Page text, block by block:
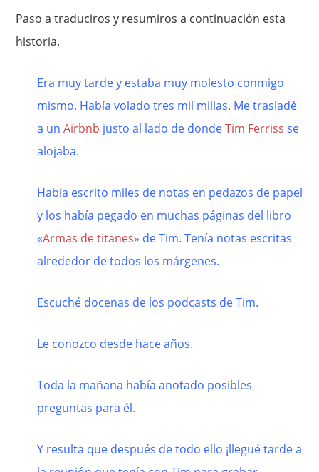
Paso a traduciros y resumiros a continuación esta
historia.
Era muy tarde y estaba muy molesto conmigo
mismo. Había volado tres mil millas. Me trasladé
a unAirbnb justo al lado de dondeTim Ferriss se
alojaba.
Había escrito miles de notas en pedazos de papel
y los había pegado en muchas páginas del libro
«Armas de titanes» de Tim. Tenía notas escritas
alrededor de todos los márgenes.
Escuché docenas de los podcasts de Tim.
Le conozco desde hace años.
Toda la mañana había anotado posibles
preguntas para él.
Y resulta que después de todo ello ¡llegué tarde a